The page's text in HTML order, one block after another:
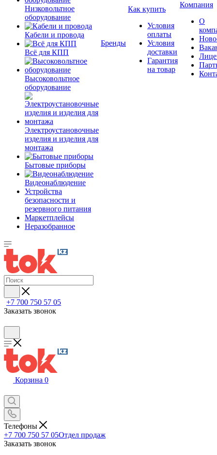
Низковольтное
оборудование
Кабели и провода
Всё для КПП
Высоковольтное
оборудование
Электроустановочные
изделия и изделия для
монтажа
Бытовые приборы
Видеонаблюдение
Устройства
безопасности и
резервного питания
Маркетплейсы
Неразобранное
Бренды
Как купить
Условия
оплаты
Условия
доставки
Гарантия
на товар
Компания
О
+7 700 750 57 05
Заказать звонок
Корзина 0
Телефоны
+7 700 750 57 05Отдел продаж
Заказать звонок